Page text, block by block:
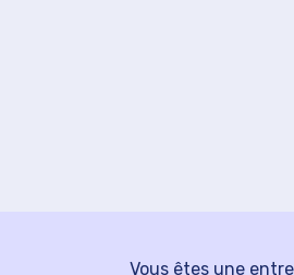
Vous êtes une